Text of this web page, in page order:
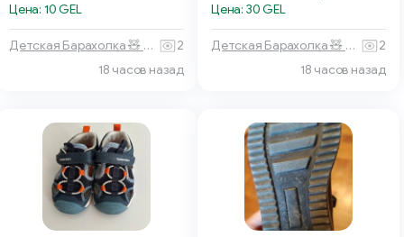
Цена: 10 GEL
Детская Барахолка 🧸 Батуми
2
18 часов назад
Цена: 30 GEL
Детская Барахолка 🧸 Батуми
2
18 часов назад